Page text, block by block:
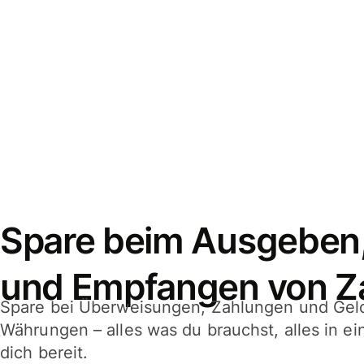
Spare beim
und Empfangen von
Spare bei Überweisungen, Zahlungen und
Währungen – alles was du brauchst, alles in
dich bereit.